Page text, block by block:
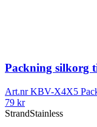
Packning silkorg
Art.nrKBV-X4X5
79 kr
StrandStainless